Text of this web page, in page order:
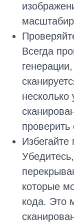
Всегда
несколько
проверить
которые
кода. Это